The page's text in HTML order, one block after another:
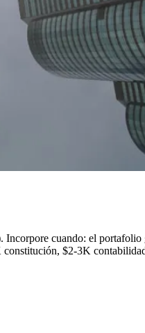
cuando: el
$2-3K